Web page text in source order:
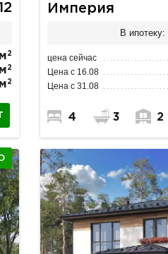
2
2
2
Империя
В ипотеку:
цена сейчас
Цена с 16.08
Цена с 31.08
4 3 2